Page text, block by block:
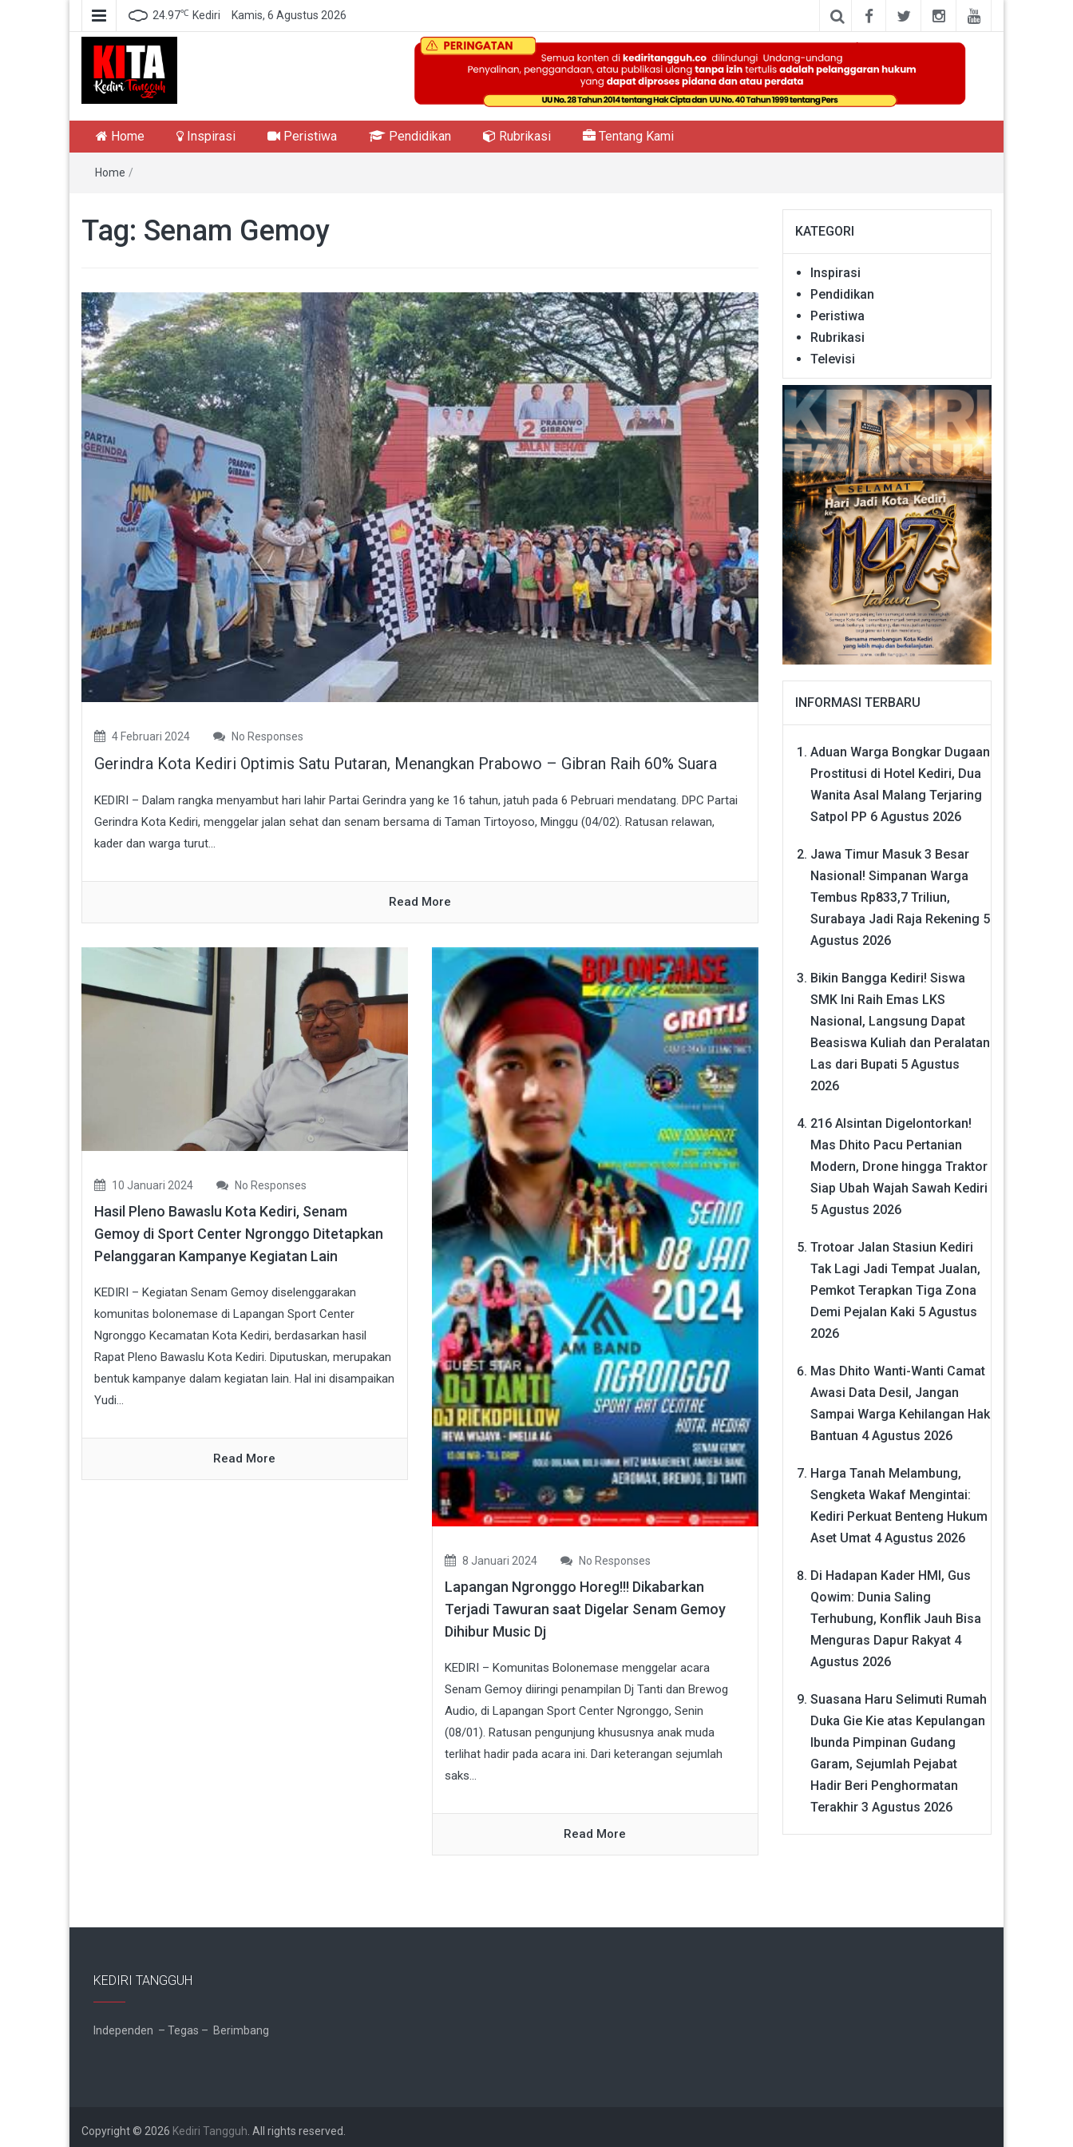
24.97℃ Kediri Kamis, 6 Agustus 2026
Kediri Tangguh
Home Inspirasi Peristiwa Pendidikan Rubrikasi Tentang Kami
Home /
Tag: Senam Gemoy
4 Februari 2024 No Responses
Gerindra Kota Kediri Optimis Satu Putaran, Menangkan Prabowo – Gibran Raih 60% Suara
KEDIRI – Dalam rangka menyambut hari lahir Partai Gerindra yang ke 16 tahun, jatuh pada 6 Pebruari mendatang. DPC Partai
Gerindra Kota Kediri, menggelar jalan sehat dan senam bersama di Taman Tirtoyoso, Minggu (04/02). Ratusan relawan,
kader dan warga turut...
Read More
10 Januari 2024 No Responses
Hasil Pleno Bawaslu Kota Kediri, Senam
Gemoy di Sport Center Ngronggo Ditetapkan
Pelanggaran Kampanye Kegiatan Lain
KEDIRI – Kegiatan Senam Gemoy diselenggarakan
komunitas bolonemase di Lapangan Sport Center
Ngronggo Kecamatan Kota Kediri, berdasarkan hasil
Rapat Pleno Bawaslu Kota Kediri. Diputuskan, merupakan
bentuk kampanye dalam kegiatan lain. Hal ini disampaikan
Yudi...
Read More
8 Januari 2024 No Responses
Lapangan Ngronggo Horeg!!! Dikabarkan
Terjadi Tawuran saat Digelar Senam Gemoy
Dihibur Music Dj
KEDIRI – Komunitas Bolonemase menggelar acara
Senam Gemoy diiringi penampilan Dj Tanti dan Brewog
Audio, di Lapangan Sport Center Ngronggo, Senin
(08/01). Ratusan pengunjung khususnya anak muda
terlihat hadir pada acara ini. Dari keterangan sejumlah
saks...
Read More
KATEGORI
Inspirasi
Pendidikan
Peristiwa
Rubrikasi
Televisi
INFORMASI TERBARU
Aduan Warga Bongkar Dugaan
Prostitusi di Hotel Kediri, Dua
Wanita Asal Malang Terjaring
Satpol PP 6 Agustus 2026
Jawa Timur Masuk 3 Besar
Nasional! Simpanan Warga
Tembus Rp833,7 Triliun,
Surabaya Jadi Raja Rekening 5
Agustus 2026
Bikin Bangga Kediri! Siswa
SMK Ini Raih Emas LKS
Nasional, Langsung Dapat
Beasiswa Kuliah dan Peralatan
Las dari Bupati 5 Agustus
2026
216 Alsintan Digelontorkan!
Mas Dhito Pacu Pertanian
Modern, Drone hingga Traktor
Siap Ubah Wajah Sawah Kediri
5 Agustus 2026
Trotoar Jalan Stasiun Kediri
Tak Lagi Jadi Tempat Jualan,
Pemkot Terapkan Tiga Zona
Demi Pejalan Kaki 5 Agustus
2026
Mas Dhito Wanti-Wanti Camat
Awasi Data Desil, Jangan
Sampai Warga Kehilangan Hak
Bantuan 4 Agustus 2026
Harga Tanah Melambung,
Sengketa Wakaf Mengintai:
Kediri Perkuat Benteng Hukum
Aset Umat 4 Agustus 2026
Di Hadapan Kader HMI, Gus
Qowim: Dunia Saling
Terhubung, Konflik Jauh Bisa
Menguras Dapur Rakyat 4
Agustus 2026
Suasana Haru Selimuti Rumah
Duka Gie Kie atas Kepulangan
Ibunda Pimpinan Gudang
Garam, Sejumlah Pejabat
Hadir Beri Penghormatan
Terakhir 3 Agustus 2026
KEDIRI TANGGUH
Independen – Tegas – Berimbang
Copyright © 2026 Kediri Tangguh . All rights reserved.